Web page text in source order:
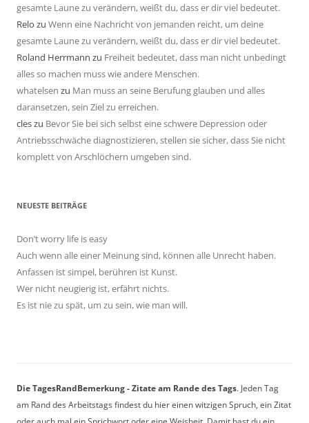
gesamte Laune zu verändern, weißt du, dass er dir viel bedeutet.
Relo zu Wenn eine Nachricht von jemanden reicht, um deine
gesamte Laune zu verändern, weißt du, dass er dir viel bedeutet.
Roland Herrmann zu Freiheit bedeutet, dass man nicht unbedingt
alles so machen muss wie andere Menschen.
whatelsen zu Man muss an seine Berufung glauben und alles
daransetzen, sein Ziel zu erreichen.
cleszu Bevor Sie bei sich selbst eine schwere Depression oder
Antriebsschwäche diagnostizieren, stellen sie sicher, dass Sie nicht
komplett von Arschlöchern umgeben sind.
NEUESTE BEITRÄGE
Don’t worry life is easy
Auch wenn alle einer Meinung sind, können alle Unrecht haben.
Anfassen ist simpel, berühren ist Kunst.
Wer nicht neugierig ist, erfährt nichts.
Es ist nie zu spät, um zu sein, wie man will.
Die TagesRandBemerkung - Zitate am Rande des Tags. Jeden Tag
am Rand des Arbeitstags findest du hier einen witzigen Spruch, ein Zitat